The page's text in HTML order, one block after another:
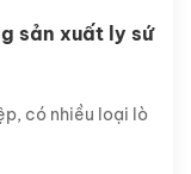
sản xuất ly sứ
có nhiều loại lò